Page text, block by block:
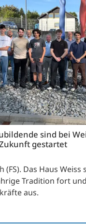
sind bei
gestartet
(FS). Das Haus Weiss
Tradition fort
aus.